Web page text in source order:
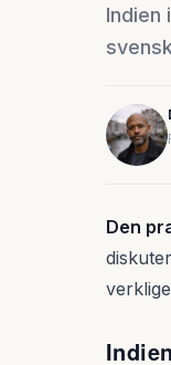
Indien
Den